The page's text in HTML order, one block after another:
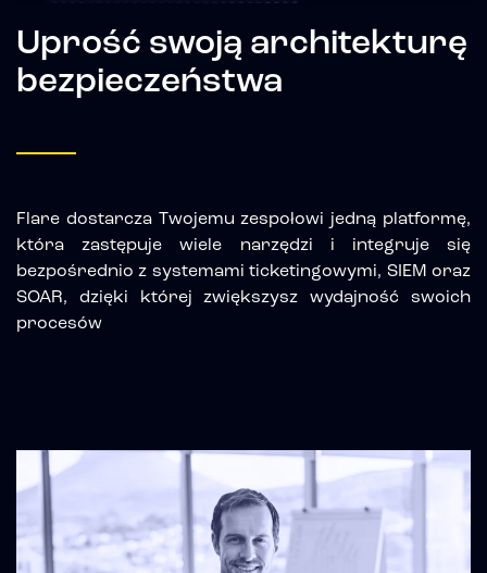
Uprość swoją architekturę
bezpieczeństwa
Flare dostarcza Twojemu zespołowi jedną platformę,
która zastępuje wiele narzędzi i integruje się
bezpośrednio z systemami ticketingowymi, SIEM oraz
SOAR, dzięki której zwiększysz wydajność swoich
procesów